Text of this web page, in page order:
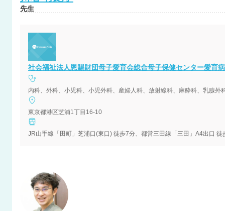
先生
社会福祉法人恩賜財団母子愛育会総合母子保健センター愛育
内科、外科、小児科、小児外科、産婦人科、放射線科、麻酔科、乳腺外
東京都港区芝浦1丁目16-10
JR山手線「田町」芝浦口(東口) 徒歩7分、都営三田線「三田」A4出口 徒